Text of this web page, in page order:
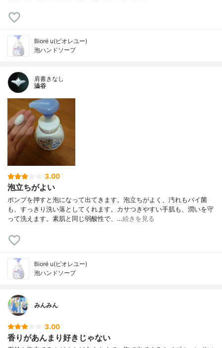
Bioré u(ビオレユー)
泡ハンドソープ
肩書きなし
澁谷
3.00
泡立ちがよい
ポンプを押すと泡になって出てきます。泡立ちがよく、汚れもバイ菌
も、すっきり洗い落としてくれます。カサつきやすい手肌も、潤いを守
って洗えます。素肌と同じ弱酸性で、…続きを見る
Bioré u(ビオレユー)
泡ハンドソープ
みんみん
3.00
香りがあんまり好きじゃない